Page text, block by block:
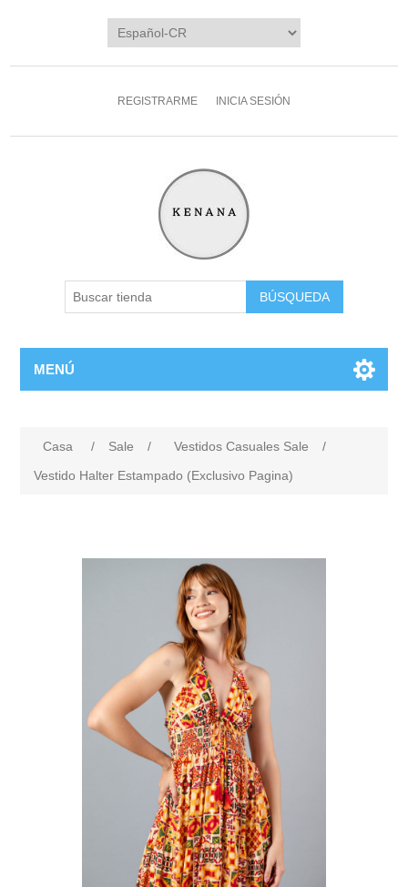
REGISTRARME INICIA SESIÓN
MENÚ
Casa / Sale / Vestidos Casuales Sale
/
Vestido Halter Estampado (Exclusivo Pagina)